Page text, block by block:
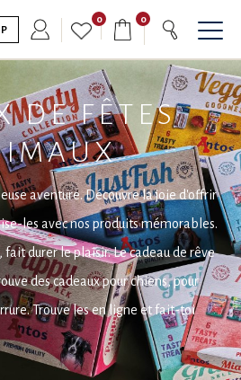
0 0
DE FÊTES
aventure. Découvre la joie d'offrir
les avec nos produits mémorables.
fait durer le plaisir. Le cadeau de rêve
des cadeaux pour chiens, pour
Trouve les en ligne et fait-toi